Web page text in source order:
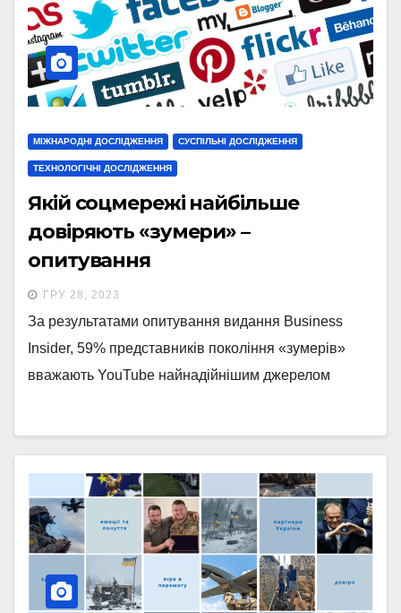
МІЖНАРОДНІ ДОСЛІДЖЕННЯ СУСПІЛЬНІ ДОСЛІДЖЕННЯ
ТЕХНОЛОГІЧНІ ДОСЛІДЖЕННЯ
Якій соцмережі найбільше
довіряють «зумери» –
опитування
ГРУ 28, 2023
За результатами опитування видання Business
Insider, 59% представників покоління «зумерів»
вважають YouTube найнадійнішим джерелом